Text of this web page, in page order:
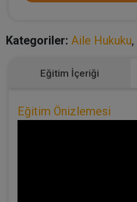
Kategoriler: Aile Hukuku,
Eğitim İçeriği
Eğitim Önizlemesi